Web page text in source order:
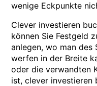
wenige Eckpunkte
Clever investieren
können Sie Festgeld
anlegen, wo man des
werfen in der Breite
oder die verwandten
ist, clever investieren